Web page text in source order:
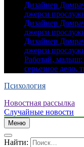
Дизайнер
джерси
Дизайнер
джерси
Дизайнер
джерси
Работай, малыш:
серьезное дело,
Психология
Новостная рассылка
Случайные новости
Меню
Найти: